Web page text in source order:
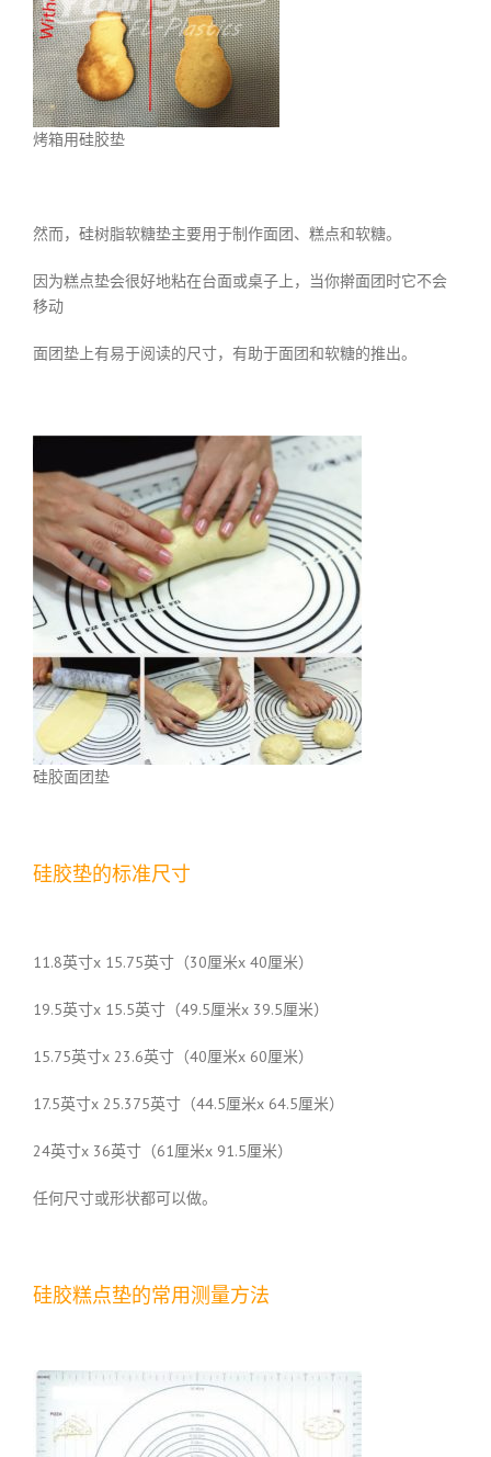
烤箱用硅胶垫
然而，硅树脂软糖垫主要用于制作面团、糕点和软糖。
因为糕点垫会很好地粘在台面或桌子上，当你擀面团时它不会
移动
面团垫上有易于阅读的尺寸，有助于面团和软糖的推出。
硅胶面团垫
硅胶垫的标准尺寸
11.8英寸x 15.75英寸（30厘米x 40厘米）
19.5英寸x 15.5英寸（49.5厘米x 39.5厘米）
15.75英寸x 23.6英寸（40厘米x 60厘米）
17.5英寸x 25.375英寸（44.5厘米x 64.5厘米）
24英寸x 36英寸（61厘米x 91.5厘米）
任何尺寸或形状都可以做。
硅胶糕点垫的常用测量方法